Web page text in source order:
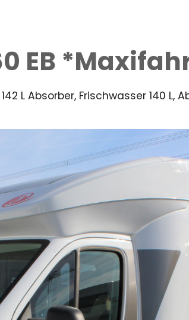
EB
L Absorber, Frischwasser 140 L,